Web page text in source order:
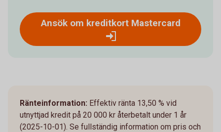
Ansök om kreditkort Mastercard
Ränteinformation: Effektiv ränta 13,50 % vid
utnyttjad kredit på 20 000 kr återbetalt under 1 år
(2025-10-01). Se fullständig information om pris och